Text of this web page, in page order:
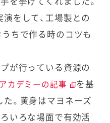
をして、工場製との
ちで作る時のコツも
が行っている資源の
カデミーの記事
を基
。黄身はマヨネーズ
いろな場面で有効活